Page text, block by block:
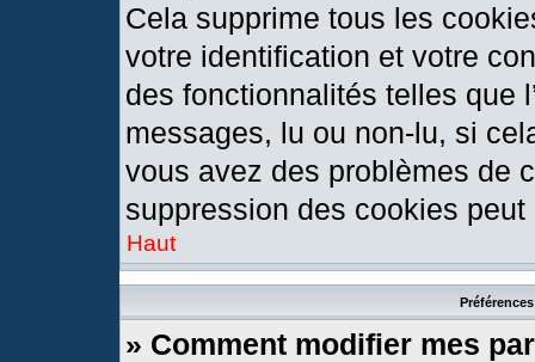
Cela supprime tous les
votre identification et votre
des fonctionnalités telles que
messages, lu ou non-lu, si
vous avez des problèmes de
suppression des cookies peut
Haut
» Comment modifier mes